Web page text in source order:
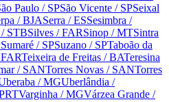
Paulo / SPSão Vicente / SPSeixal
/ BJASerra / ESSesimbra /
/ STBSilves / FARSinop / MTSintra
Sumaré / SPSuzano / SPTaboão da
Teixeira de Freitas / BATeresina
/ SANTorres Novas / SANTorres
/ MGUberlândia /
Varginha / MGVárzea Grande /